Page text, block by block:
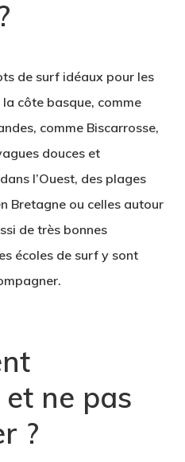
de surf idéaux pour les
côte basque, comme
comme Biscarrosse,
douces et
l’Ouest, des plages
Bretagne ou celles autour
de très bonnes
écoles de surf y sont
ne pas
?